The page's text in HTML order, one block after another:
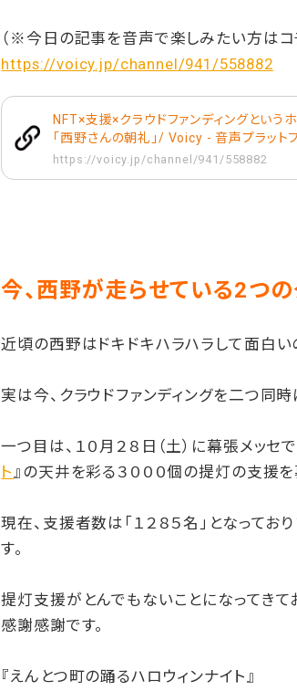
（※今日の記事を音声で楽しみたい方はコ
https://voicy.jp/channel/941/558882
NFT×支援×クラウドファンディングという
「西野さんの朝礼」/ Voicy - 音声プラット
https://voicy.jp/channel/941/558882
今、西野が走らせている2つ
近頃の西野はドキドキハラハラして面白い
実は今、クラウドファンディングを二つ同時
一つ目は、１０月２８日（土）に幕張メッセ
ト 』の天井を彩る３０００個の提灯の支援を
現在、支援者数は「１２８５名」となってお
す。
提灯支援がとんでもないことになってきて
感謝感謝です。
『えんとつ町の踊るハロウィンナイト』